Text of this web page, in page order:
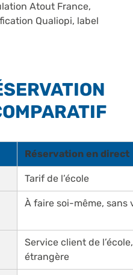
Atout France,
Qualiopi, label
Réservation en direct
Tarif de l’école
À faire soi-même, sans
Service client de
étrangère